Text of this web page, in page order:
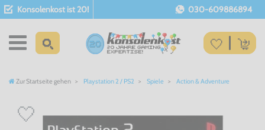
Konsolenkost ist 20! 030-609886894
Zur Startseite gehen Playstation 2 / PS2 Spiele Action & Adventure